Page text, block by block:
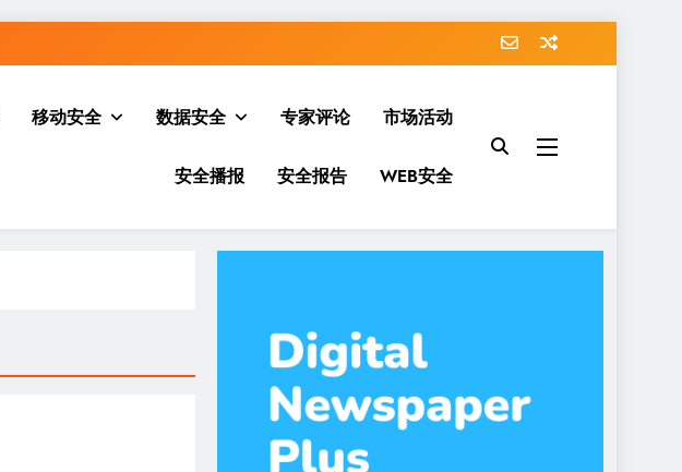
移动安全 数据安全 专家评论 市场活动
安全播报 安全报告 WEB安全